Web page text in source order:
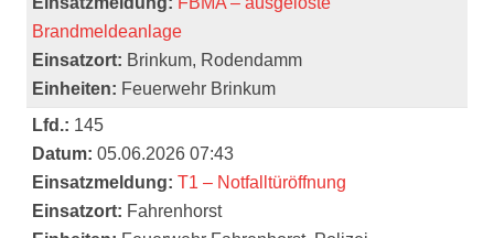
Brandmeldeanlage
Einsatzort: Brinkum, Rodendamm
Einheiten: Feuerwehr Brinkum
Lfd.: 145
Datum: 05.06.2026 07:43
Einsatzmeldung: T1 – Notfalltüröffnung
Einsatzort: Fahrenhorst